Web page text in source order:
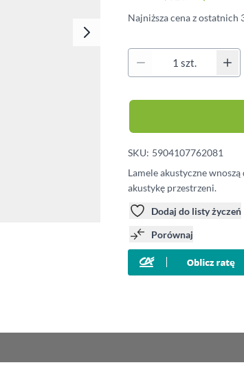
Legary
Kołki montażowe
image
Najniższa cena z ostatnich
SKU: 5904107762081
Lamele akustyczne
akustykę przestrzeni.
Dodaj do listy życzeń
Porównaj